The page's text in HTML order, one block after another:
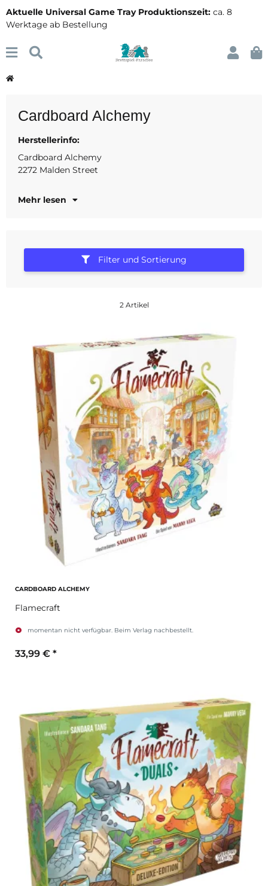
Aktuelle Universal Game Tray Produktionszeit: ca. 8
Werktage ab Bestellung
Cardboard Alchemy
Herstellerinfo:
Cardboard Alchemy
2272 Malden Street
Mehr lesen
Filter und Sortierung
2 Artikel
CARDBOARD ALCHEMY
Flamecraft
momentan nicht verfügbar. Beim Verlag nachbestellt.
33,99 € *